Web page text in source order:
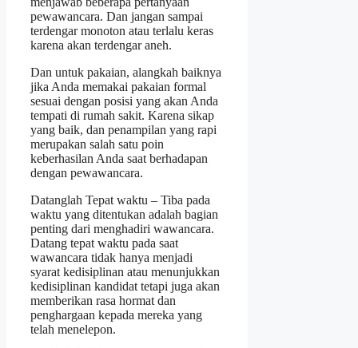
pewawancara. Dan jangan sampai
terdengar monoton atau terlalu keras
karena akan terdengar aneh.
Dan untuk pakaian, alangkah baiknya
jika Anda memakai pakaian formal
sesuai dengan posisi yang akan Anda
tempati di rumah sakit. Karena sikap
yang baik, dan penampilan yang rapi
merupakan salah satu poin
keberhasilan Anda saat berhadapan
dengan pewawancara.
Datanglah Tepat waktu – Tiba pada
waktu yang ditentukan adalah bagian
penting dari menghadiri wawancara.
Datang tepat waktu pada saat
wawancara tidak hanya menjadi
syarat kedisiplinan atau menunjukkan
kedisiplinan kandidat tetapi juga akan
memberikan rasa hormat dan
penghargaan kepada mereka yang
telah menelepon.